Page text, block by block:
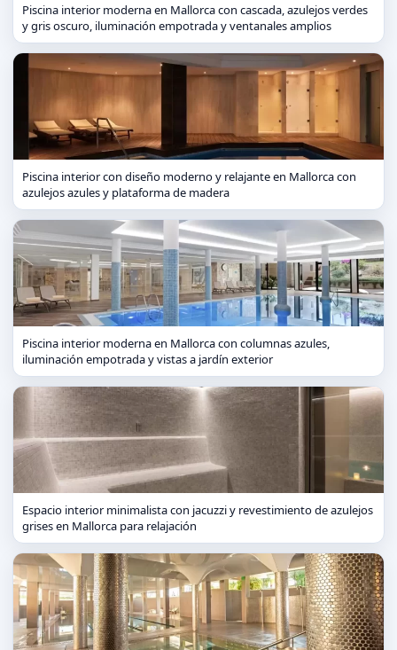
Piscina interior moderna en Mallorca con cascada, azulejos verdes
y gris oscuro, iluminación empotrada y ventanales amplios
Piscina interior con diseño moderno y relajante en Mallorca con
azulejos azules y plataforma de madera
Piscina interior moderna en Mallorca con columnas azules,
iluminación empotrada y vistas a jardín exterior
Espacio interior minimalista con jacuzzi y revestimiento de azulejos
grises en Mallorca para relajación